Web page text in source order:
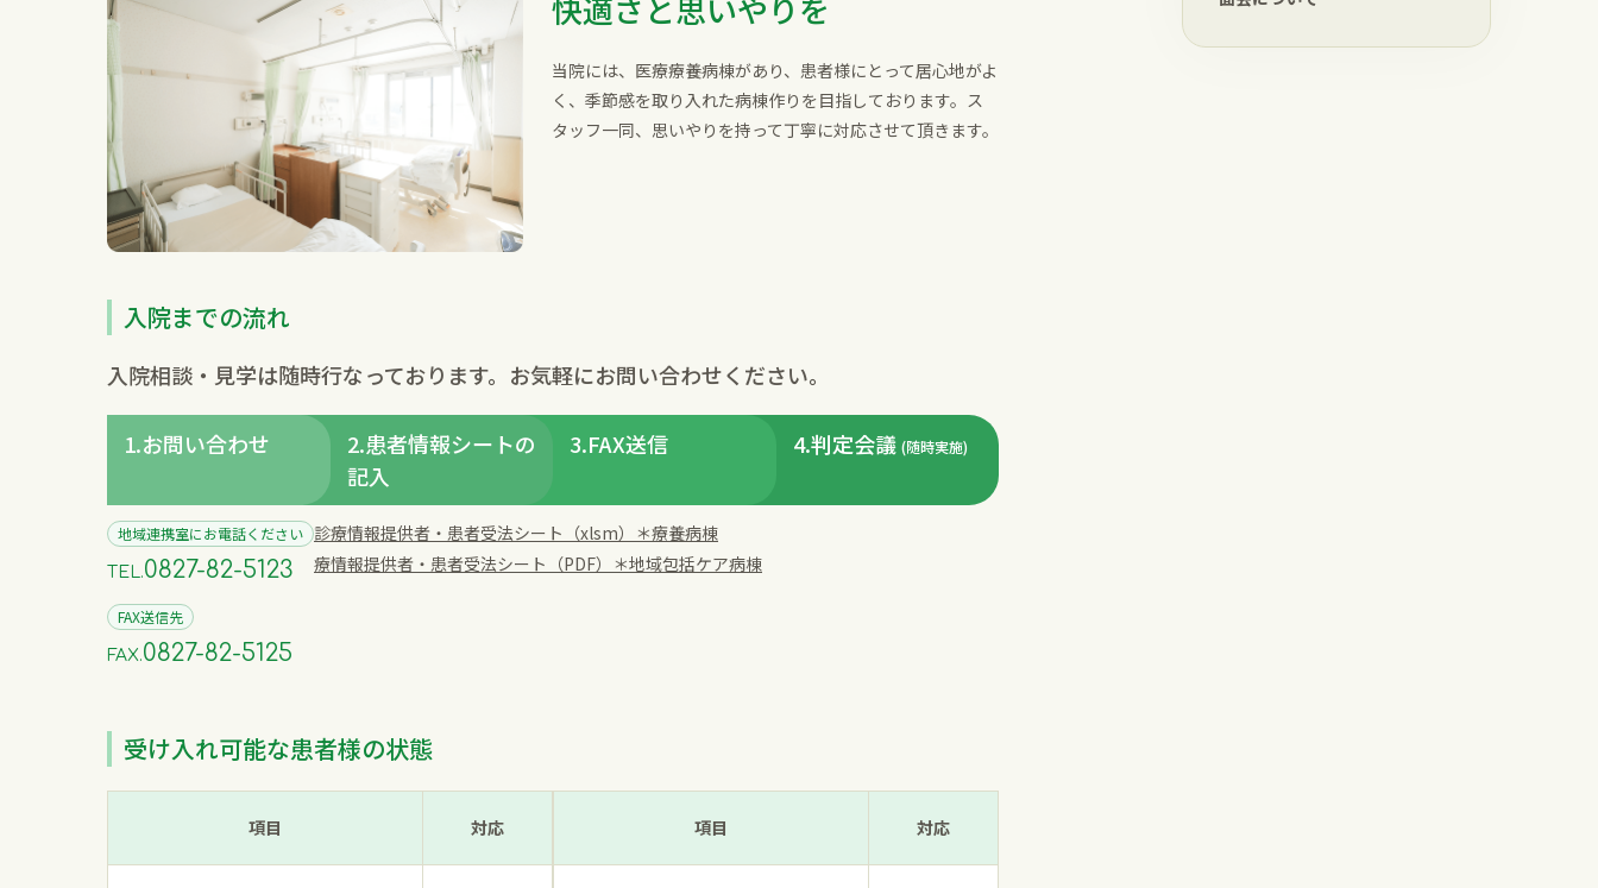
快適さと思いやりを
当院には、医療療養病棟があり、患者様にとって居心地がよ
く、季節感を取り入れた病棟作りを目指しております。ス
タッフ一同、思いやりを持って丁寧に対応させて頂きます。
入院までの流れ
入院相談・見学は随時行なっております。お気軽にお問い合わせください。
1.お問い合わせ
2.患者情報シートの
記入
3.FAX送信 4.判定会議 (随時実施)
地域連携室にお電話ください
TEL.0827-82-5123
FAX送信先
FAX.0827-82-5125
診療情報提供者・患者受法シート（xlsm）＊療養病棟
療情報提供者・患者受法シート（PDF）＊地域包括ケア病棟
受け入れ可能な患者様の状態
項目 対応 項目 対応